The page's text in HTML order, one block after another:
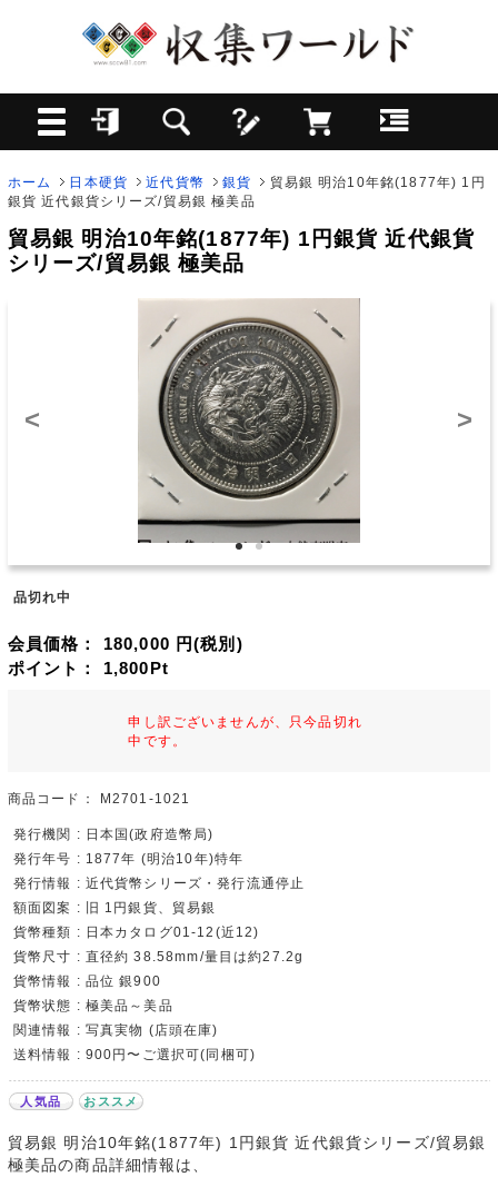
ホーム 日本硬貨 近代貨幣 銀貨
貿易銀 明治10年銘(1877年) 1円
銀貨 近代銀貨シリーズ/貿易銀 極美品
貿易銀 明治10年銘(1877年) 1円銀貨 近代銀貨
シリーズ/貿易銀 極美品
< >
品切れ中
会員価格： 180,000 円(税別)
ポイント： 1,800Pt
申し訳ございませんが、只今品切れ
中です。
商品コード： M2701-1021
発行機関 : 日本国(政府造幣局)
発行年号 : 1877年 (明治10年)特年
発行情報 : 近代貨幣シリーズ・発行流通停止
額面図案 : 旧 1円銀貨、貿易銀
貨幣種類 : 日本カタログ01-12(近12)
貨幣尺寸 : 直径約 38.58mm/量目は約27.2g
貨幣情報 : 品位 銀900
貨幣状態 : 極美品～美品
関連情報 : 写真実物 (店頭在庫)
送料情報 : 900円〜ご選択可(同梱可)
人気品 おススメ
貿易銀 明治10年銘(1877年) 1円銀貨 近代銀貨シリーズ/貿易銀
極美品の商品詳細情報は、